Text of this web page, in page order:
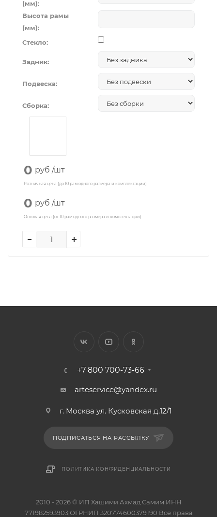
(мм):
Высота рамы
(мм):
Стекло:
Задник:
Подвеска:
Сборка:
0 руб /шт
Розничная цена (до 10 рам одного размера и комплектации)
0 руб /шт
Оптовая цена (от 10 рам одного размера и комплектации)
+7 800 700-73-66
arteservice@yandex.ru
г. Москва ул. Кусковская д.12/1
ПОДПИСАТЬСЯ НА РАССЫЛКУ
ПОЛИТИКА КОНФИДЕНЦИАЛЬНОСТИ
2010 - 2026 © ИП Хашими Ахмад Самим ИНН
771982593903,ОГРНИП 320774600379190 Все права